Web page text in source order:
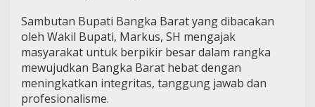
Sambutan Bupati Bangka Barat yang dibacakan
oleh Wakil Bupati, Markus, SH mengajak
masyarakat untuk berpikir besar dalam rangka
mewujudkan Bangka Barat hebat dengan
meningkatkan integritas, tanggung jawab dan
profesionalisme.